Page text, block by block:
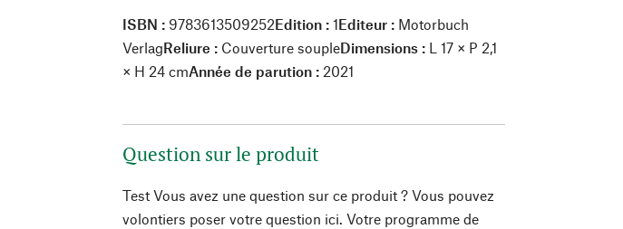
ISBN : 9783613509252Edition :1Editeur : Motorbuch
VerlagReliure : Couverture soupleDimensions : L 17 × P 2,1
× H 24 cmAnnée de parution : 2021
Question sur le produit
Test Vous avez une question sur ce produit ? Vous pouvez
volontiers poser votre question ici. Votre programme de